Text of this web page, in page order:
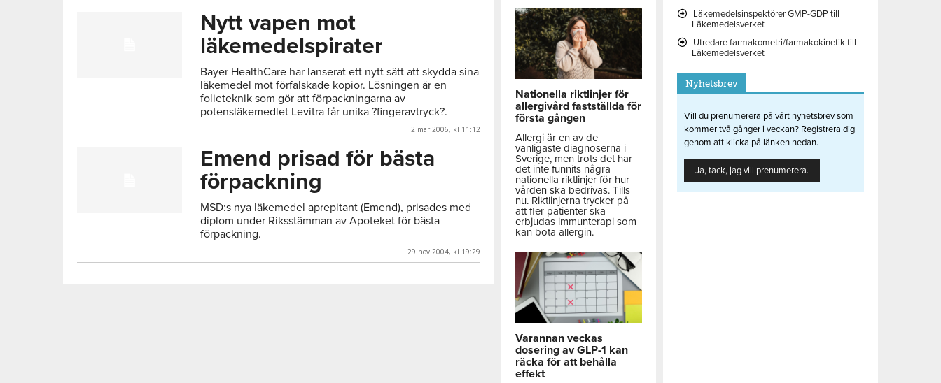
Nytt vapen mot
läkemedelspirater
Bayer HealthCare har lanserat ett nytt sätt att skydda sina
läkemedel mot förfalskade kopior. Lösningen är en
folieteknik som gör att förpackningarna av
potensläkemedlet Levitra får unika ?fingeravtryck?.
2 mar 2006, kl 11:12
Emend prisad för bästa
förpackning
MSD:s nya läkemedel aprepitant (Emend), prisades med
diplom under Riksstämman av Apoteket för bästa
förpackning.
29 nov 2004, kl 19:29
Nationella riktlinjer för
allergivård fastställda för
första gången
Allergi är en av de
vanligaste diagnoserna i
Sverige, men trots det har
det inte funnits några
nationella riktlinjer för hur
vården ska bedrivas. Tills
nu. Riktlinjerna trycker på
att fler patienter ska
erbjudas immunterapi som
kan bota allergin.
Varannan veckas
dosering av GLP-1 kan
räcka för att behålla
effekt
Läkemedelsinspektörer GMP-GDP till
Läkemedelsverket
Utredare farmakometri/farmakokinetik till
Läkemedelsverket
Nyhetsbrev
Vill du prenumerera på vårt nyhetsbrev som
kommer två gånger i veckan? Registrera dig
genom att klicka på länken nedan.
Ja, tack, jag vill prenumerera.